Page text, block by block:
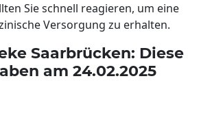
Sie schnell reagieren, um eine
Versorgung zu erhalten.
Saarbrücken: Diese
am 24.02.2025